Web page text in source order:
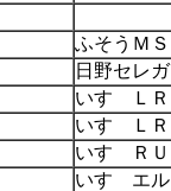
ふそうＭＳ
日野セレガ
いすゞＬＲ
いすゞＬＲ
いすゞＲＵ
いすゞエ